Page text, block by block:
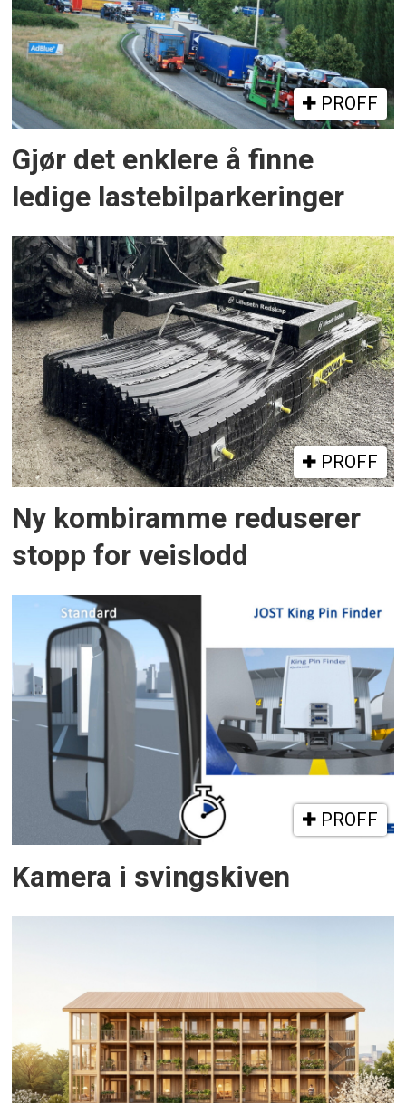
PROFF
Gjør det enklere å finne
ledige lastebilparkeringer
PROFF
Ny kombiramme reduserer
stopp for veislodd
PROFF
Kamera i svingskiven